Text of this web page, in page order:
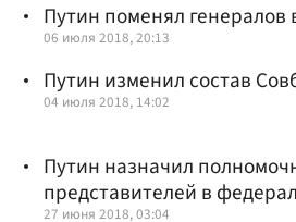
Путин поменял генералов
06 июля 2018, 20:13
Путин изменил состав
04 июля 2018, 14:02
Путин назначил
представителей в
27 июня 2018, 03:04